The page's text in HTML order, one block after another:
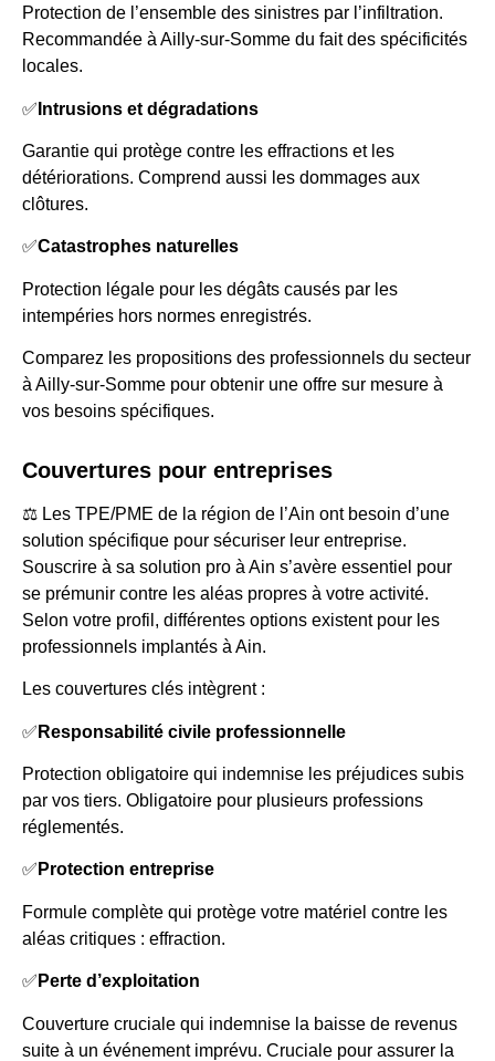
Protection de l’ensemble des sinistres par l’infiltration.
Recommandée à Ailly-sur-Somme du fait des spécificités
locales.
✅ Intrusions et dégradations
Garantie qui protège contre les effractions et les
détériorations. Comprend aussi les dommages aux
clôtures.
✅Catastrophes naturelles
Protection légale pour les dégâts causés par les
intempéries hors normes enregistrés.
Comparez les propositions des professionnels du secteur
à Ailly-sur-Somme pour obtenir une offre sur mesure à
vos besoins spécifiques.
Couvertures pour entreprises
⚖️ Les TPE/PME de la région de l’Ain ont besoin d’une
solution spécifique pour sécuriser leur entreprise.
Souscrire à sa solution pro à Ain s’avère essentiel pour
se prémunir contre les aléas propres à votre activité.
Selon votre profil, différentes options existent pour les
professionnels implantés à Ain.
Les couvertures clés intègrent :
✅ Responsabilité civile professionnelle
Protection obligatoire qui indemnise les préjudices subis
par vos tiers. Obligatoire pour plusieurs professions
réglementés.
✅ Protection entreprise
Formule complète qui protège votre matériel contre les
aléas critiques : effraction.
✅ Perte d’exploitation
Couverture cruciale qui indemnise la baisse de revenus
suite à un événement imprévu. Cruciale pour assurer la